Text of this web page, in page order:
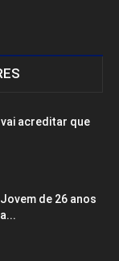
acreditar que
de 26 anos